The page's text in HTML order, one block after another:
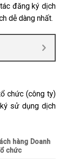
đăng ký dịch
dễ dàng nhất.
chức (công ty)
sử dụng dịch
hàng Doanh
chức